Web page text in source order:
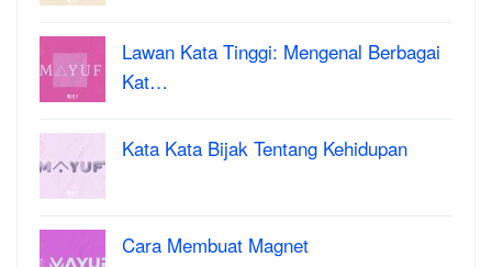
Lawan Kata Tinggi: Mengenal Berbagai
Kat…
Kata Kata Bijak Tentang Kehidupan
Cara Membuat Magnet